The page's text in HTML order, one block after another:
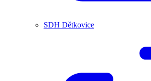
SDH Dětkovice